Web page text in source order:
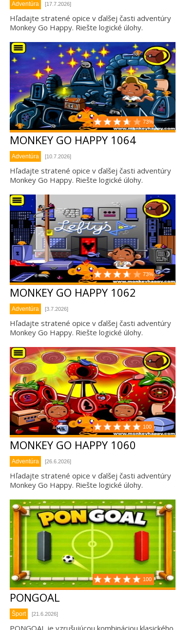
Adventúra [17.7.2026]
Hľadajte stratené opice v ďalšej časti adventúry
Monkey Go Happy. Riešte logické úlohy.
73%
MONKEY GO HAPPY 1064
Adventúra [10.7.2026]
Hľadajte stratené opice v ďalšej časti adventúry
Monkey Go Happy. Riešte logické úlohy.
73%
MONKEY GO HAPPY 1062
Adventúra [3.7.2026]
Hľadajte stratené opice v ďalšej časti adventúry
Monkey Go Happy. Riešte logické úlohy.
100
MONKEY GO HAPPY 1060
Adventúra [26.6.2026]
Hľadajte stratené opice v ďalšej časti adventúry
Monkey Go Happy. Riešte logické úlohy.
100
PONGOAL
Šport [21.6.2026]
PONGOAL je vzrušujúcou kombináciou klasického